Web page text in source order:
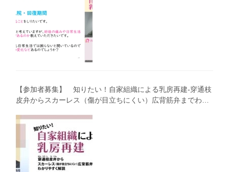
【参加者募集】 知りたい！自家組織による乳房再建-穿通枝
皮弁からスカーレス（傷が目立ちにくい）広背筋弁までわか